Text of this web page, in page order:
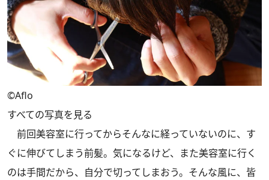
©Aflo
すべての写真を見る
前回美容室に行ってからそんなに経っていないのに、す
ぐに伸びてしまう前髪。気になるけど、また美容室に行く
のは手間だから、自分で切ってしまおう。そんな風に、皆